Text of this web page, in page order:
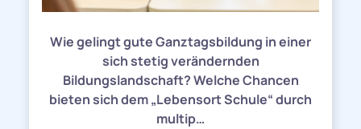
Wie gelingt gute Ganztagsbildung in einer
sich stetig verändernden
Bildungslandschaft? Welche Chancen
bieten sich dem „Lebensort Schule“ durch
multip…